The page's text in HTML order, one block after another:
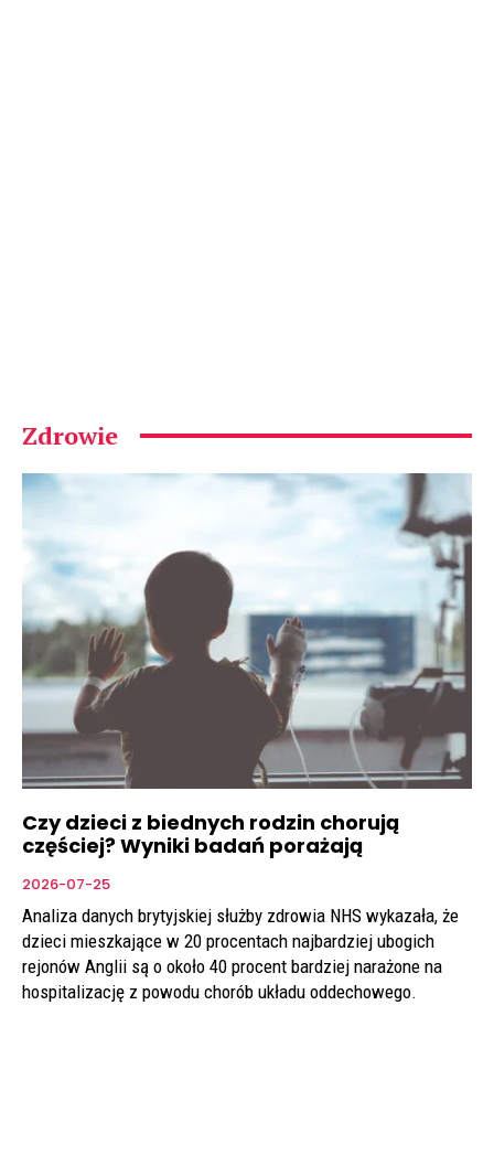
Zdrowie
Czy dzieci z biednych rodzin chorują
częściej? Wyniki badań porażają
2026-07-25
Analiza danych brytyjskiej służby zdrowia NHS wykazała, że
dzieci mieszkające w 20 procentach najbardziej ubogich
rejonów Anglii są o około 40 procent bardziej narażone na
hospitalizację z powodu chorób układu oddechowego.